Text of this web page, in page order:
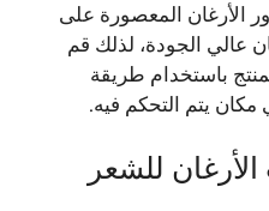
الأرغان المعصورة على
عالي الجودة، لذلك قم
باستخدام طريقة
يتم التحكم فيه.
للشعر